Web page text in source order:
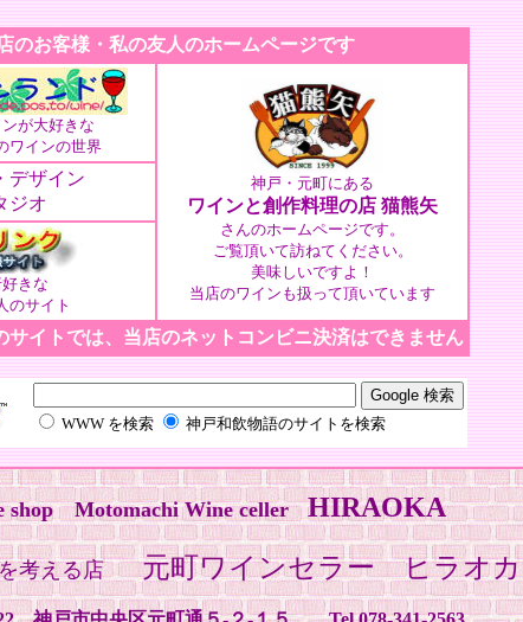
のお客様・私の友人のホームページです
ンが大好きな
ワインの世界
神戸・元町にある
ワインと創作料理の店 猫熊矢
さんのホームページです。
ご覧頂いて訪ねてください。
美味しいですよ！
当店のワインも扱って頂いています
デザイン
ジオ
きな
のサイト
サイトでは、当店のネットコンビニ決済はできません
WWW を検索 神戸和飲物語のサイトを検索
shop Motomachi Wine celler HIRAOKA
考える店 元町ワインセラー ヒラオカ